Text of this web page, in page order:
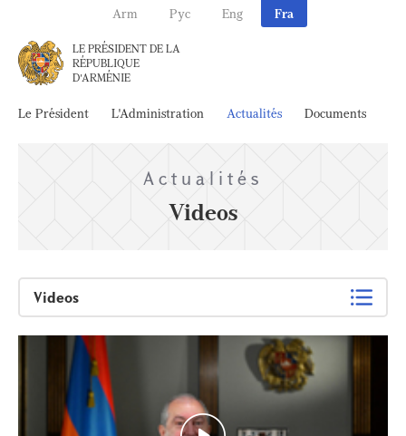
Arm Рус Eng Fra
LE PRÉSIDENT DE LA
RÉPUBLIQUE
D'ARMÉNIE
Le Président L'Administration Actualités Documents
Actualités
Videos
Videos